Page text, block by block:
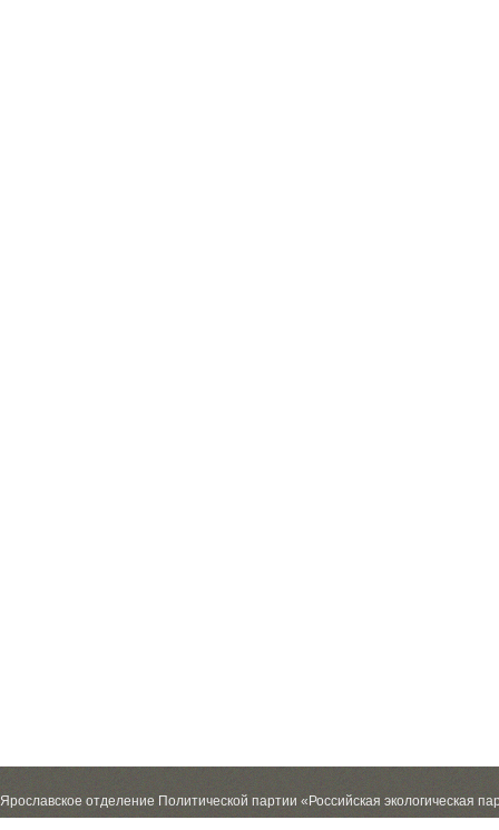
Ярославское отделение Политической партии «Российская экологическая